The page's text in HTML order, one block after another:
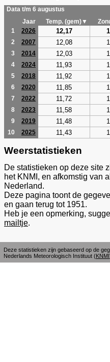
Data t/m 6 augustus
Jaar
Temp. (gem)▼
1
2026 12,17
2 2007 12,08
3 2014 12,03
4 2024 11,93
5 2018 11,92
6 2020 11,85
7 2022 11,72
8 2023 11,58
9 2019 11,48
10 2025 11,43
Weerstatistieken
De statistieken op deze site
het KNMI, en afkomstig van
Nederland.
Deze pagina toont de
en gaan terug tot 1951.
Heb je een opmerking,
mailtje.
Deze statistieken zijn gebaseerd op de
Nederlands Meteorologisch Instituut (KNMI